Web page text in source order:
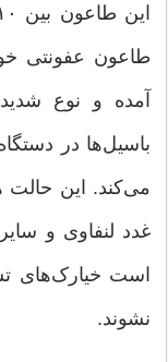
طاعون عفونتی
آمده و نوع
باسیل‌ها در
می‌کند. این
غدد لنفاوی و
است خیارک‌های
نشوند.